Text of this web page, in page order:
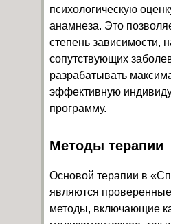
психологическую
анамнеза. Это
степень зависимости,
сопутствующих
разрабатывать
эффективную
программу.
Методы терапии
Основой терапии в
являются
методы, включающие